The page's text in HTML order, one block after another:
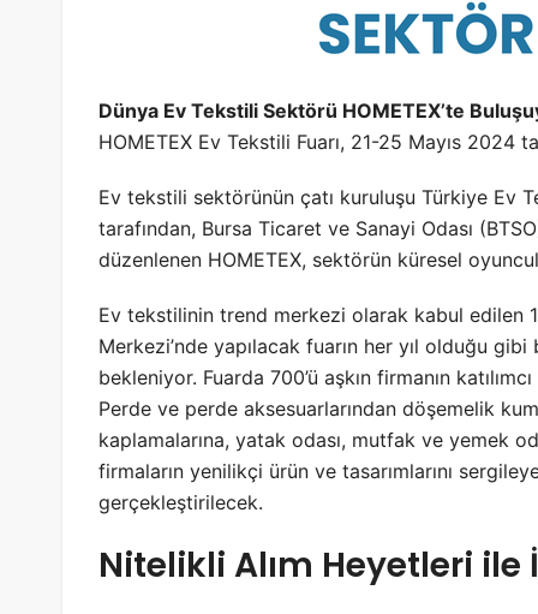
Dünya Ev Tekstili Sektörü HOMETEX’te
HOMETEX Ev Tekstili Fuarı, 21-25 Mayıs 2024
Ev tekstili sektörünün çatı kuruluşu Türkiye Ev
tarafından, Bursa Ticaret ve Sanayi Odası
düzenlenen HOMETEX, sektörün küresel
Ev tekstilinin trend merkezi olarak kabul edilen
Merkezi’nde yapılacak fuarın her yıl olduğu
bekleniyor. Fuarda 700’ü aşkın firmanın
Perde ve perde aksesuarlarından döşemelik
kaplamalarına, yatak odası, mutfak ve yemek
firmaların yenilikçi ürün ve tasarımlarını
gerçekleştirilecek.
Nitelikli Alım Heyetleri